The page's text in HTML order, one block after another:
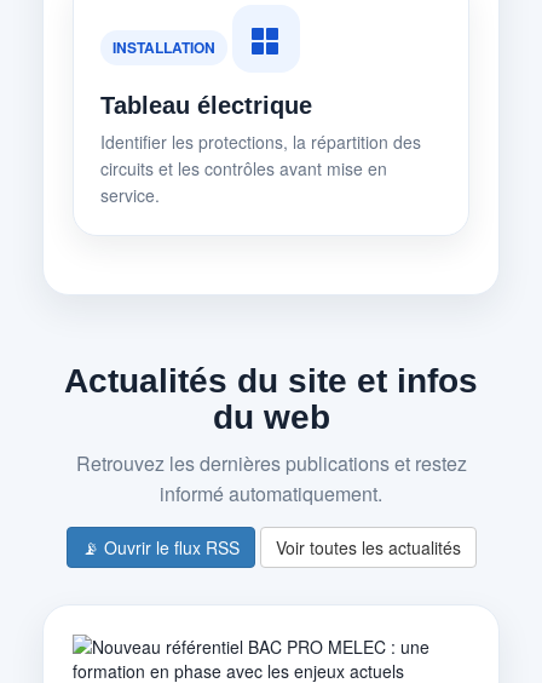
INSTALLATION
Tableau électrique
Identifier les protections, la répartition des
circuits et les contrôles avant mise en
service.
Actualités du site et infos
du web
Retrouvez les dernières publications et restez
informé automatiquement.
📡 Ouvrir le flux RSS Voir toutes les actualités